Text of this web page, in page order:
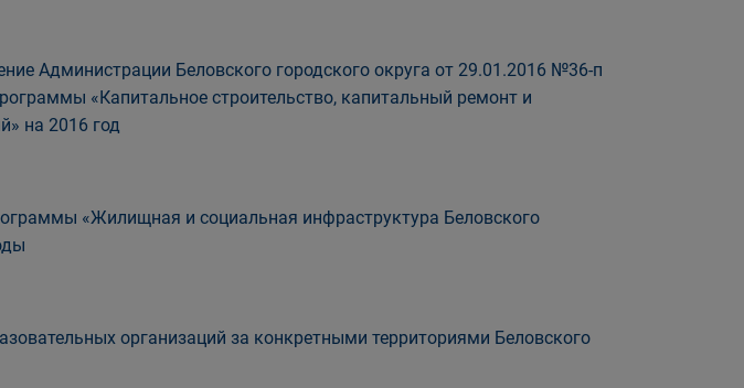
Администрации Беловского городского округа от 29.01.2016 №36-п
«Капитальное строительство, капитальный ремонт и
на 2016 год
«Жилищная и социальная инфраструктура Беловского
организаций за конкретными территориями Беловского